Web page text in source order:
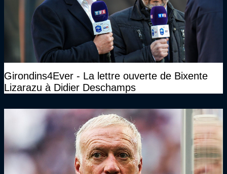
Girondins4Ever - La lettre ouverte de Bixente
Lizarazu à Didier Deschamps